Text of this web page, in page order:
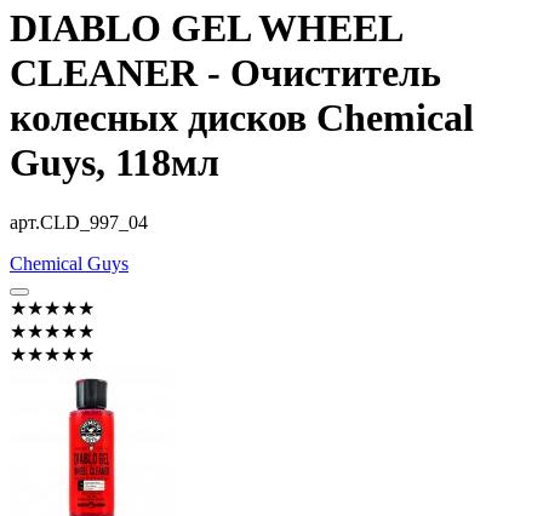
DIABLO GEL WHEEL
CLEANER - Очиститель
колесных дисков Chemical
Guys, 118мл
арт.CLD_997_04
Chemical Guys
★★★★★
★★★★★
★★★★★